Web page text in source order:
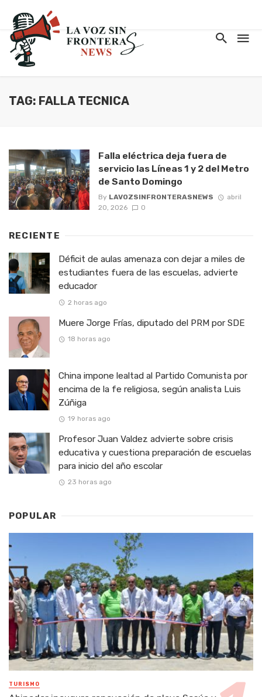
TAG: FALLA TECNICA
Falla eléctrica deja fuera de
servicio las Líneas 1 y 2 del Metro
de Santo Domingo
By LAVOZSINFRONTERASNEWS
abril
20, 2026
0
RECIENTE
Déficit de aulas amenaza con dejar a miles de
estudiantes fuera de las escuelas, advierte
educador
2 horas ago
Muere Jorge Frías, diputado del PRM por SDE
18 horas ago
China impone lealtad al Partido Comunista por
encima de la fe religiosa, según analista Luis
Zúñiga
19 horas ago
Profesor Juan Valdez advierte sobre crisis
educativa y cuestiona preparación de escuelas
para inicio del año escolar
23 horas ago
POPULAR
TURISMO